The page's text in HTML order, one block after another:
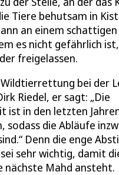
Tiere behutsam in
an einem
es nicht gefährlich
freigelassen.
bei der
Riedel, er sagt: „Die
ist in den letzten
sodass die Abläufe
Denn die enge
sehr wichtig, damit
nächste Mahd ansteht.